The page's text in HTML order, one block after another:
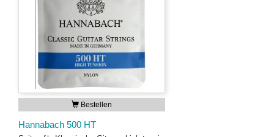
Bestellen
Hannabach 500 HT